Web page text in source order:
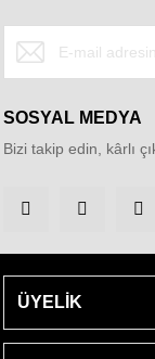
SOSYAL MEDYA
Bizi takip edin, kârlı
ÜYELİK